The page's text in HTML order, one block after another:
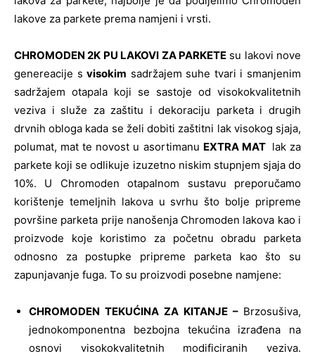
lakove za parkete prema namjeni i vrsti.
CHROMODEN 2K PU LAKOVI ZA PARKETEsu lakovi nove
genereacije svisokim sadržajem suhe tvari i smanjenim
sadržajem otapala koji se sastoje od visokokvalitetnih
veziva i služe za zaštitu i dekoraciju parketa i drugih
drvnih obloga kada se želi dobiti zaštitni lak visokog sjaja,
polumat, mat te novost u asortimanu EXTRA MAT lak za
parkete koji se odlikuje izuzetno niskim stupnjem sjaja do
10%. U Chromoden otapalnom sustavu preporučamo
korištenje temeljnih lakova u svrhu što bolje pripreme
površine parketa prije nanošenja Chromoden lakova kao i
proizvode koje koristimo za početnu obradu parketa
odnosno za postupke pripreme parketa kao što su
zapunjavanje fuga. To su proizvodi posebne namjene:
CHROMODEN TEKUĆINA ZA KITANJE – Brzosušiva,
jednokomponentna bezbojna tekućina izrađena na
osnovi visokokvalitetnih modificiranih veziva.